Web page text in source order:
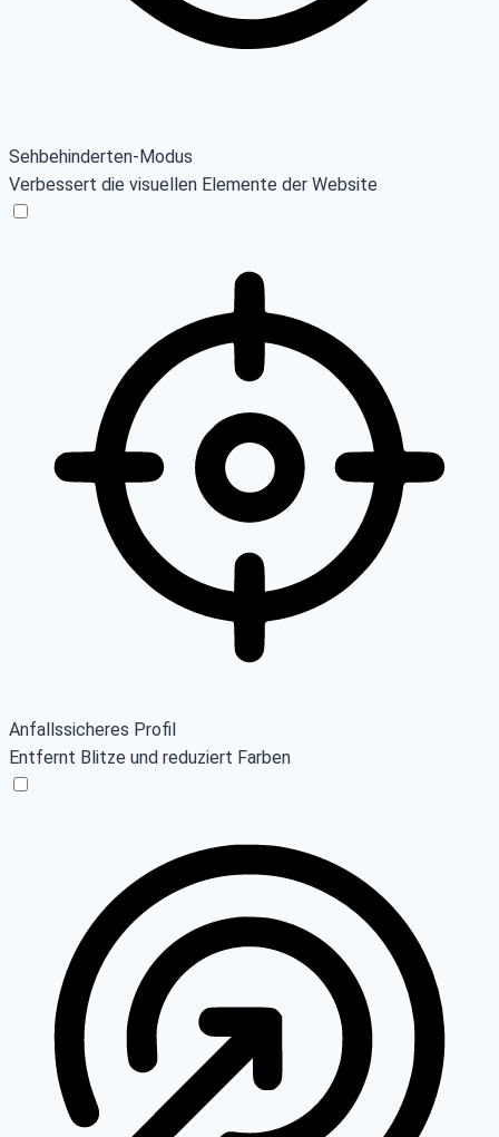
Sehbehinderten-Modus
Verbessert die visuellen Elemente der Website
Anfallssicheres Profil
Entfernt Blitze und reduziert Farben